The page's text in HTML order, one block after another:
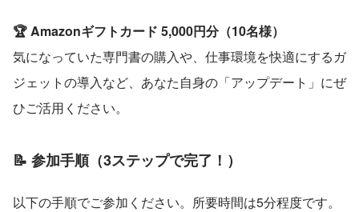
🏆 Amazonギフトカード 5,000円分（10名様）
気になっていた専門書の購入や、仕事環境を快適にするガ
ジェットの導入など、あなた自身の「アップデート」にぜ
ひご活用ください。
📝 参加手順（3ステップで完了！）
以下の手順でご参加ください。所要時間は5分程度です。